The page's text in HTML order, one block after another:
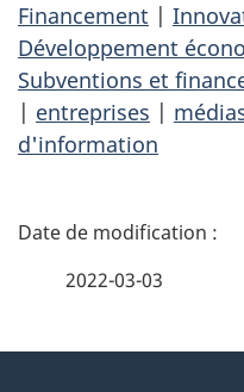
Financement |
Développement
Subventions et
| entreprises |
d'information
D
2022-03-03